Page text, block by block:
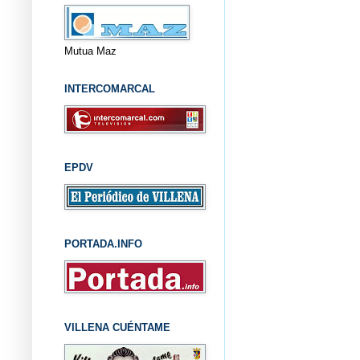
Mutua Maz
INTERCOMARCAL
EPDV
PORTADA.INFO
VILLENA CUÉNTAME